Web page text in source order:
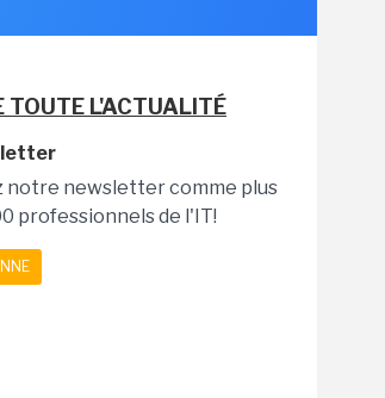
TOUTE L'ACTUALITÉ
notre newsletter comme plus
professionnels de l'IT!